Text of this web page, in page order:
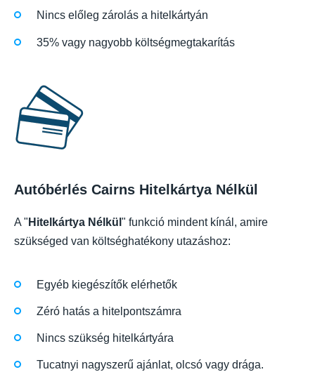
Nincs előleg zárolás a hitelkártyán
35% vagy nagyobb költségmegtakarítás
Autóbérlés Cairns Hitelkártya Nélkül
A " Hitelkártya Nélkül " funkció mindent kínál, amire
szükséged van költséghatékony utazáshoz:
Egyéb kiegészítők elérhetők
Zéró hatás a hitelpontszámra
Nincs szükség hitelkártyára
Tucatnyi nagyszerű ajánlat, olcsó vagy drága.